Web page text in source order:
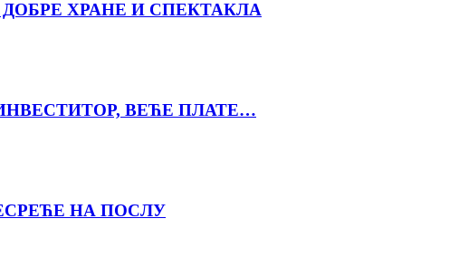
ХРАНЕ И СПЕКТАКЛА
ВЕЋЕ ПЛАТЕ…
НА ПОСЛУ